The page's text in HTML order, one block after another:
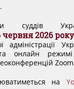
КОНТАКТИ
суддів
червня 2026 року
адміністрації
онлайн
на